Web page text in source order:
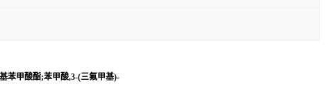
苯甲酸酯;苯甲酸,3-(三氟甲基)-